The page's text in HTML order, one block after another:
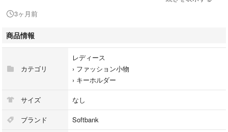
昭和レトロ 平成 ファンシー文具
貴重な品 キャラクターグッズ
アンティーク ヴィンテージ
EXPO
#リーメント #ぷちサンプル
3ヶ月前
商品情報
カテゴリ
レディース
› ファッション小物
› キーホルダー
サイズ なし
ブランド Softbank